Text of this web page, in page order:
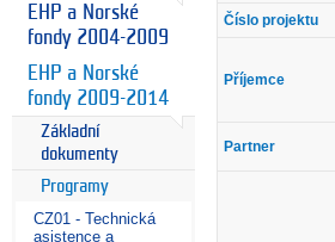
EHP a Norské
fondy 2004-2009
EHP a Norské
fondy 2009-2014
Základní
dokumenty
Programy
CZ01 - Technická
asistence a
Číslo projektu
Příjemce
Partner